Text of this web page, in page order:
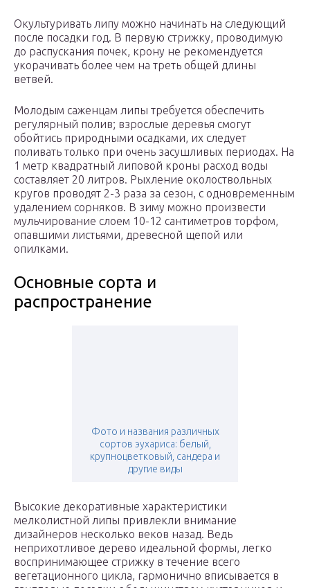
Окультуривать липу можно начинать на следующий
после посадки год. В первую стрижку, проводимую
до распускания почек, крону не рекомендуется
укорачивать более чем на треть общей длины
ветвей.
Молодым саженцам липы требуется обеспечить
регулярный полив; взрослые деревья смогут
обойтись природными осадками, их следует
поливать только при очень засушливых периодах. На
1 метр квадратный липовой кроны расход воды
составляет 20 литров. Рыхление околоствольных
кругов проводят 2-3 раза за сезон, с одновременным
удалением сорняков. В зиму можно произвести
мульчирование слоем 10-12 сантиметров торфом,
опавшими листьями, древесной щепой или
опилками.
Основные сорта и
распространение
Фото и названия различных
сортов эухариса: белый,
крупноцветковый, сандера и
другие виды
Высокие декоративные характеристики
мелколистной липы привлекли внимание
дизайнеров несколько веков назад. Ведь
неприхотливое дерево идеальной формы, легко
воспринимающее стрижку в течение всего
вегетационного цикла, гармонично вписывается в